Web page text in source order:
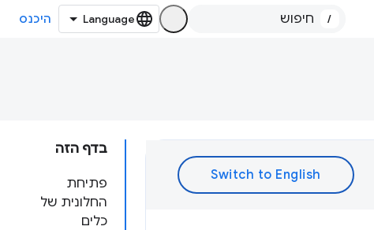
/ היכנס
בדף הזה
פתיחת
החלונית של
כלים